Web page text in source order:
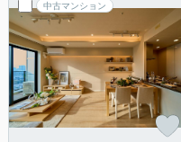
中古マンション